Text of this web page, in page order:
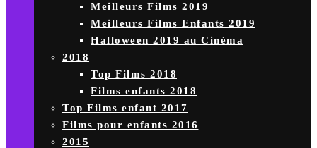
Meilleurs Films 2019
Meilleurs Films Enfants 2019
Halloween 2019 au Cinéma
2018
Top Films 2018
Films enfants 2018
Top Films enfant 2017
Films pour enfants 2016
2015